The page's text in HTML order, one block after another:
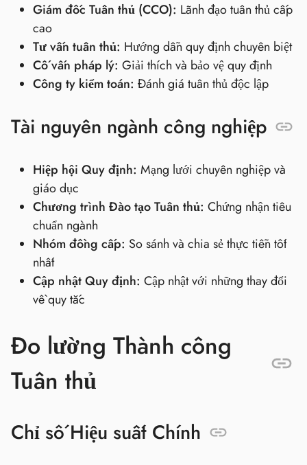
Giám đốc Tuân thủ (CCO): Lãnh đạo tuân thủ cấp
cao
Tư vấn tuân thủ: Hướng dẫn quy định chuyên biệt
Cố vấn pháp lý: Giải thích và bảo vệ quy định
Công ty kiểm toán: Đánh giá tuân thủ độc lập
Tài nguyên ngành công nghiệp
Hiệp hội Quy định: Mạng lưới chuyên nghiệp và
giáo dục
Chương trình Đào tạo Tuân thủ: Chứng nhận tiêu
chuẩn ngành
Nhóm đồng cấp: So sánh và chia sẻ thực tiễn tốt
nhất
Cập nhật Quy định: Cập nhật với những thay đổi
về quy tắc
Đo lường Thành công
Tuân thủ
Chỉ số Hiệu suất Chính